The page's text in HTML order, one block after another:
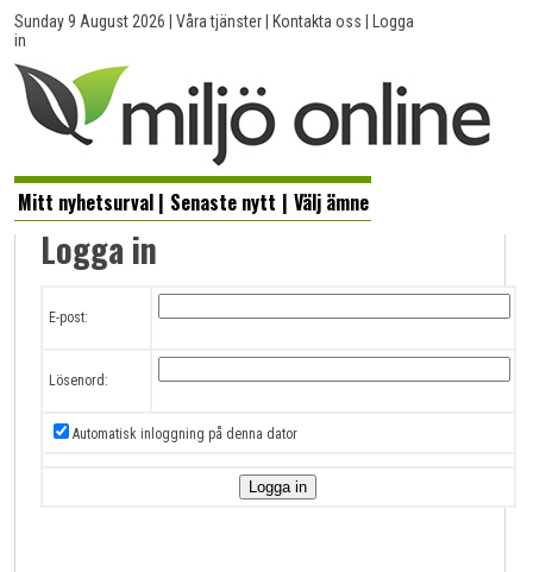
Sunday 9 August 2026 |Våra tjänster Kontakta oss
Logga
in
Mitt nyhetsurval | Senaste nytt | Välj ämne
Logga in
E-post:
Lösenord:
Automatisk inloggning på denna dator